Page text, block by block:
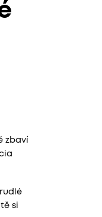
zbaví
si